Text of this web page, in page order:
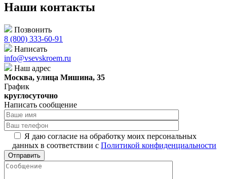
Наши контакты
Позвонить
8 (800) 333-60-91
Написать
info@vsevskroem.ru
Наш адрес
Москва, улица Мишина, 35
График
круглосуточно
Написать сообщение
Я даю согласие на обработку моих персональных
данных в соответствии с Политикой конфиденциальности